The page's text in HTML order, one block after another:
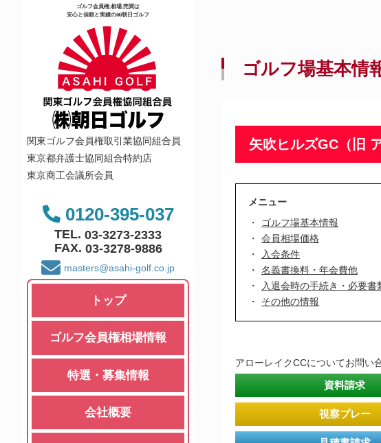
ゴルフ会員権,相場,売買は
安心と信頼と実績の㈱朝日ゴルフ
関東ゴルフ会員権取引業協同組合員
東京都弁護士協同組合特約店
東京商工会議所会員
0120-395-037
TEL. 03-3273-2333
FAX. 03-3278-9886
masters@asahi-golf.co.jp
トップ
ゴルフ会員権相場情報
特選・募集情報
会社概要
ゴルフ場基本情
矢吹ヒルズGC（旧
メニュー
ゴルフ場基本情報
会員相場価格
入会条件
名義書換料・年会費他
入退会時の手続き・必要書
その他の情報
アローレイクCCについてお問い
資料請求
視察プレー